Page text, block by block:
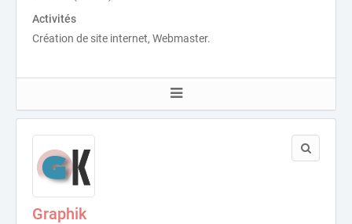
Activités
Création de site internet, Webmaster.
Graphik